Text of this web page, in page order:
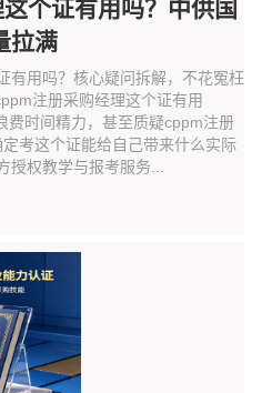
个证有用吗？中供国
拉满
有用吗？核心疑问拆解，不花冤枉
注册采购经理这个证有用
费时间精力，甚至质疑cppm注册
考这个证能给自己带来什么实际
权教学与报考服务...